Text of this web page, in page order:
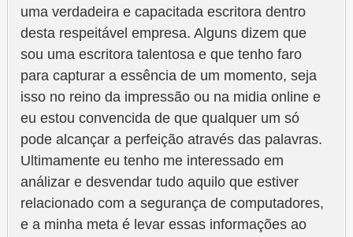
uma verdadeira e capacitada escritora dentro
desta respeitável empresa. Alguns dizem que
sou uma escritora talentosa e que tenho faro
para capturar a essência de um momento, seja
isso no reino da impressão ou na midia online e
eu estou convencida de que qualquer um só
pode alcançar a perfeição através das palavras.
Ultimamente eu tenho me interessado em
análizar e desvendar tudo aquilo que estiver
relacionado com a segurança de computadores,
e a minha meta é levar essas informações ao